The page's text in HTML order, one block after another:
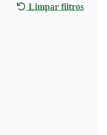
Limpar filtros